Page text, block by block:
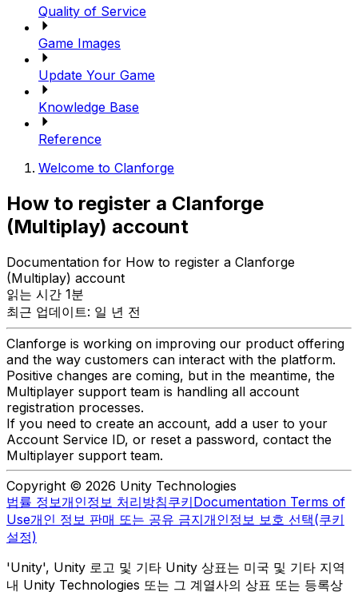
Quality of Service
Game Images
Update Your Game
Knowledge Base
Reference
Welcome to Clanforge
How to register a Clanforge
(Multiplay) account
Documentation for How to register a Clanforge
(Multiplay) account
읽는 시간 1분
최근 업데이트: 일 년 전
Clanforge is working on improving our product offering
and the way customers can interact with the platform.
Positive changes are coming, but in the meantime, the
Multiplayer support team is handling all account
registration processes.
If you need to create an account, add a user to your
Account Service ID, or reset a password, contact the
Multiplayer support team.
Copyright © 2026 Unity Technologies
법률 정보개인정보 처리방침쿠키Documentation Terms of
Use개인 정보 판매 또는 공유 금지개인정보 보호 선택(쿠키
설정)
'Unity', Unity 로고 및 기타 Unity 상표는 미국 및 기타 지역
내 Unity Technologies 또는 그 계열사의 상표 또는 등록상